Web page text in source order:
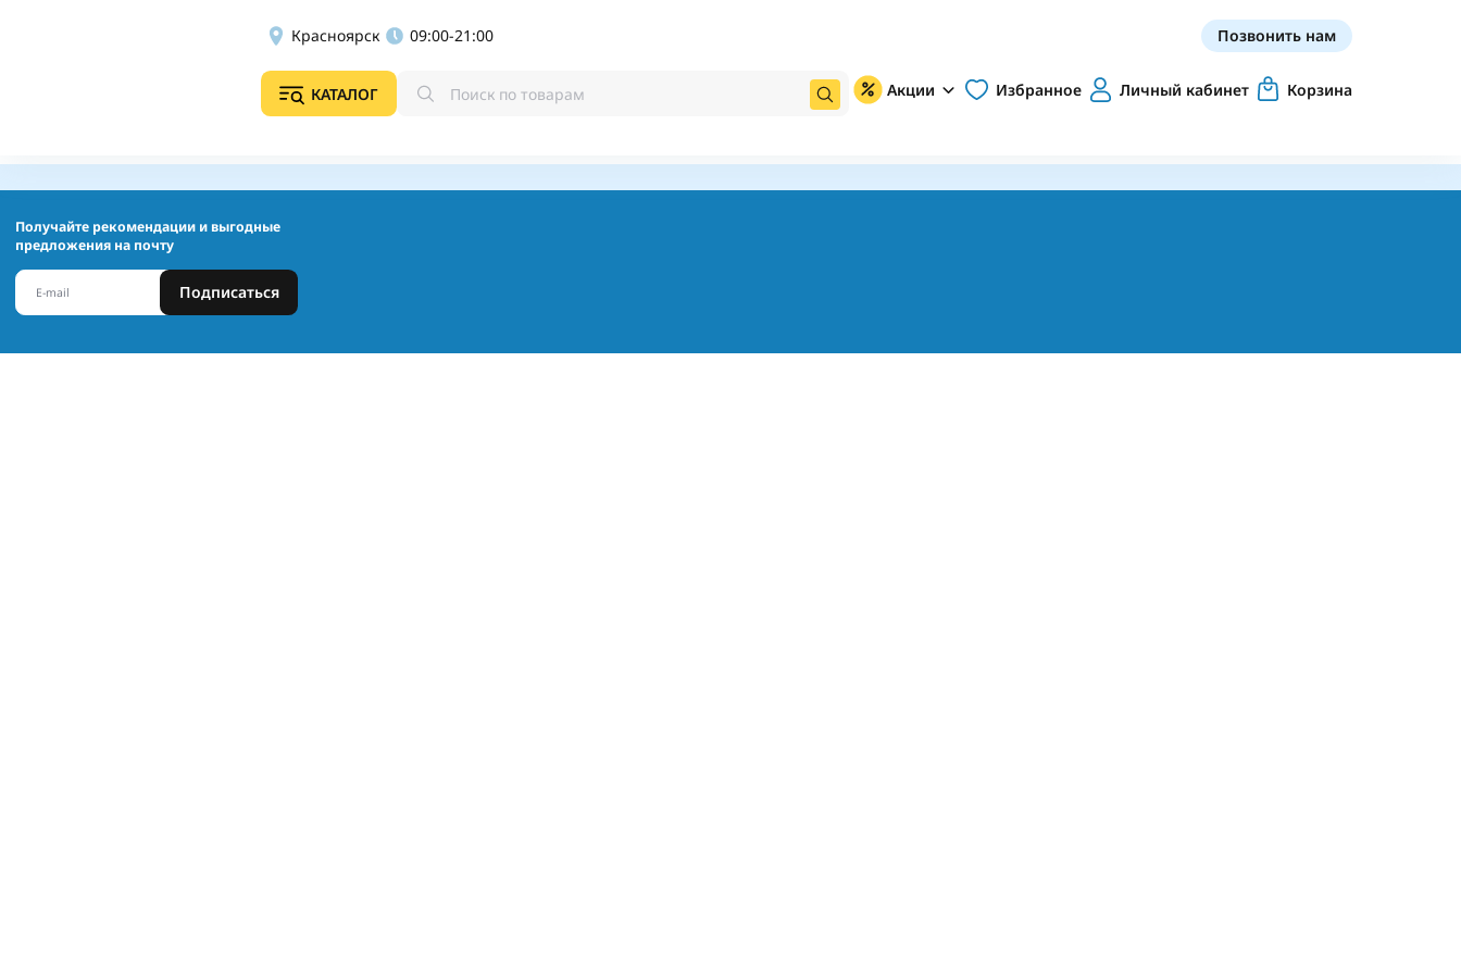
Красноярск 09:00-21:00 Позвонить нам
КАТАЛОГ Акции Избранное Личный кабинет Корзина
Получайте рекомендации и выгодные
предложения на почту
Подписаться